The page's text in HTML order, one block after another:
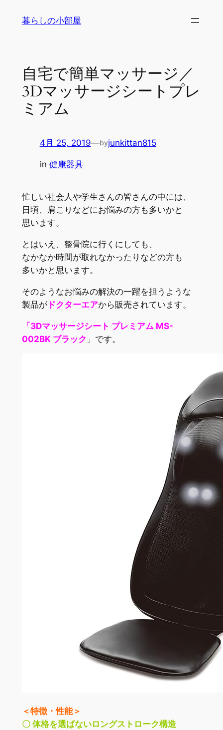
暮らしの小部屋
自宅で簡単マッサージ／
3Dマッサージシートプレ
ミアム
4月 25, 2019—byjunkittan815
in 健康器具
忙しい社会人や学生さんの皆さんの中には、
日頃、肩こりなどにお悩みの方も多いかと
思います。
とはいえ、整骨院に行くにしても、
なかなか時間が取れなかったりなどの方も
多いかと思います。
そのようなお悩みの解決の一躍を担うような
製品がドクターエアから販売されています。
「3Dマッサージシート プレミアム MS-
002BK ブラック 」です。
＜特徴・性能＞
〇 体格を選ばないロングストローク構造